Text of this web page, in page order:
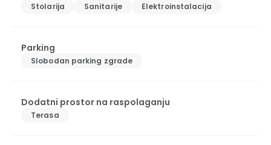
Stolarija Sanitarije Elektroinstalacija
Parking
Slobodan parking zgrade
Dodatni prostor na raspolaganju
Terasa